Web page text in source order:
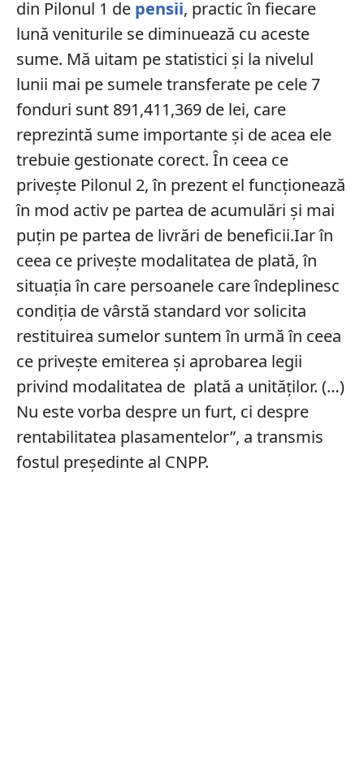
din Pilonul 1 de pensii, practic în fiecare
lună veniturile se diminuează cu aceste
sume. Mă uitam pe statistici şi la nivelul
lunii mai pe sumele transferate pe cele 7
fonduri sunt 891,411,369 de lei, care
reprezintă sume importante şi de acea ele
trebuie gestionate corect. În ceea ce
privește Pilonul 2, în prezent el funcționează
în mod activ pe partea de acumulări şi mai
puţin pe partea de livrări de beneficii.Iar în
ceea ce privește modalitatea de plată, în
situaţia în care persoanele care îndeplinesc
condiţia de vârstă standard vor solicita
restituirea sumelor suntem în urmă în ceea
ce privește emiterea şi aprobarea legii
privind modalitatea de plată a unităților. (…)
Nu este vorba despre un furt, ci despre
rentabilitatea plasamentelor”, a transmis
fostul președinte al CNPP.